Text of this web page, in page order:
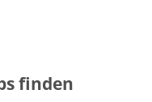
finden